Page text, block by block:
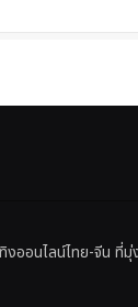
งออนไลน์ไทย-จีน ที่